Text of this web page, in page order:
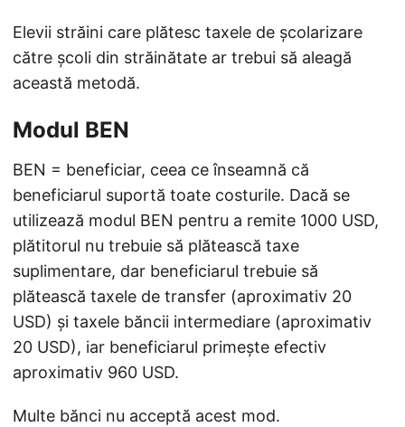
Elevii străini care plătesc taxele de școlarizare
către școli din străinătate ar trebui să aleagă
această metodă.
Modul BEN
BEN = beneficiar, ceea ce înseamnă că
beneficiarul suportă toate costurile. Dacă se
utilizează modul BEN pentru a remite 1000 USD,
plătitorul nu trebuie să plătească taxe
suplimentare, dar beneficiarul trebuie să
plătească taxele de transfer (aproximativ 20
USD) și taxele băncii intermediare (aproximativ
20 USD), iar beneficiarul primește efectiv
aproximativ 960 USD.
Multe bănci nu acceptă acest mod.